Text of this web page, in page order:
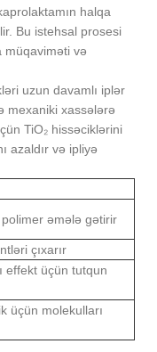
halqa
Bu istehsal prosesi
müqaviməti və
uzun davamlı iplər
mexaniki xassələrə
TiO₂ hissəciklərini
azaldır və ipliyə
əmələ gətirir
çıxarır
effekt üçün tutqun
üçün molekulları